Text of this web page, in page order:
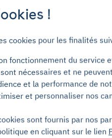
Abonnés engagés
!
cookies pour les finalités
fonctionnement du service
nécessaires et ne
et la performance de
et personnaliser nos
sont fournis par nos
en cliquant sur le lien